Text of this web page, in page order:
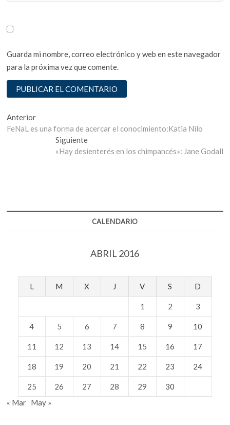
Guarda mi nombre, correo electrónico y web en este navegador
para la próxima vez que comente.
Navegación
de
entradas
AnteriorEntrada
anterior:
FeNaL es una forma de acercar el conocimiento:Katia Nilo
SiguienteEntrada
siguiente:
«Hay desienterés en los chimpancés»: Jane Godall
CALENDARIO
ABRIL 2016
L M X J V S D
1 2 3
4 5 6 7 8 9 10
11 12 13 14 15 16 17
18 19 20 21 22 23 24
25 26 27 28 29
30
« Mar May »